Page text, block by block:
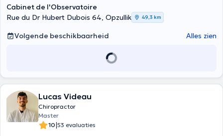
Cabinet de l'Observatoire
Rue du Dr Hubert Dubois 64, Opzullik
49,3 km
Volgende beschikbaarheid Alles zien
Lucas Videau
Chiropractor
Master
10|53 evaluaties